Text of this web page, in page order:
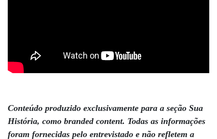
Conteúdo produzido exclusivamente para a seção Sua
História, como branded content. Todas as informações
foram fornecidas pelo entrevistado e não refletem a